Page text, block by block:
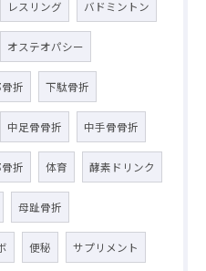
レスリング バドミントン
オステオパシー
折 下駄骨折
中足骨骨折 中手骨骨折
折 体育 酵素ドリンク
母趾骨折
便秘 サプリメント